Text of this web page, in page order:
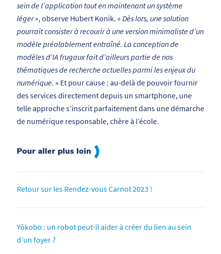
sein de l’application tout en maintenant un système
léger», observe Hubert Konik. « Dès lors, une solution
pourrait consister à recourir à une version minimaliste d’un
modèle préalablement entraîné. La conception de
modèles d’IA frugaux fait d’ailleurs partie de nos
thématiques de recherche actuelles parmi les enjeux du
numérique. » Et pour cause : au-delà de pouvoir fournir
des services directement depuis un smartphone, une
telle approche s’inscrit parfaitement dans une démarche
de numérique responsable, chère à l’école.
Pour aller plus loin
Retour sur les Rendez-vous Carnot 2023 !
Yōkobo : un robot peut-il aider à créer du lien au sein
d’un foyer ?